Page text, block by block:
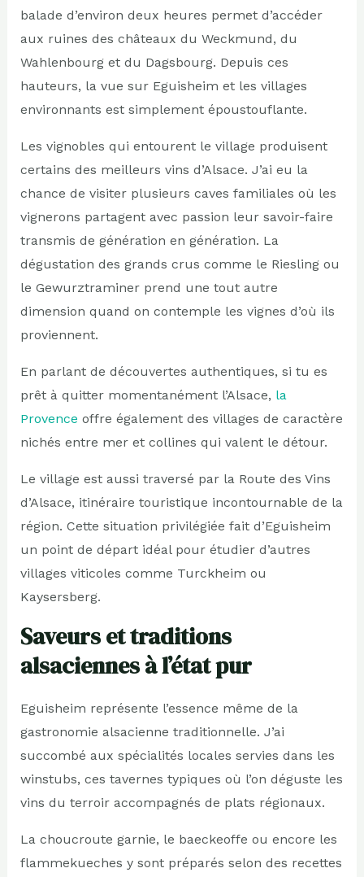
balade d’environ deux heures permet d’accéder
aux ruines des châteaux du Weckmund, du
Wahlenbourg et du Dagsbourg. Depuis ces
hauteurs, la vue sur Eguisheim et les villages
environnants est simplement époustouflante.
Les vignobles qui entourent le village produisent
certains des meilleurs vins d’Alsace. J’ai eu la
chance de visiter plusieurs caves familiales où les
vignerons partagent avec passion leur savoir-faire
transmis de génération en génération. La
dégustation des grands crus comme le Riesling ou
le Gewurztraminer prend une tout autre
dimension quand on contemple les vignes d’où ils
proviennent.
En parlant de découvertes authentiques, si tu es
prêt à quitter momentanément l’Alsace, la
Provence offre également des villages de caractère
nichés entre mer et collines qui valent le détour.
Le village est aussi traversé par la Route des Vins
d’Alsace, itinéraire touristique incontournable de la
région. Cette situation privilégiée fait d’Eguisheim
un point de départ idéal pour étudier d’autres
villages viticoles comme Turckheim ou
Kaysersberg.
Saveurs et traditions
alsaciennes à l’état pur
Eguisheim représente l’essence même de la
gastronomie alsacienne traditionnelle. J’ai
succombé aux spécialités locales servies dans les
winstubs, ces tavernes typiques où l’on déguste les
vins du terroir accompagnés de plats régionaux.
La choucroute garnie, le baeckeoffe ou encore les
flammekueches y sont préparés selon des recettes